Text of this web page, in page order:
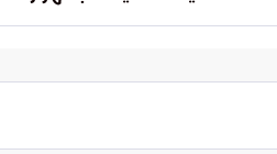
السلاح الأقوى في
على أن الالتزام بالأنظمة